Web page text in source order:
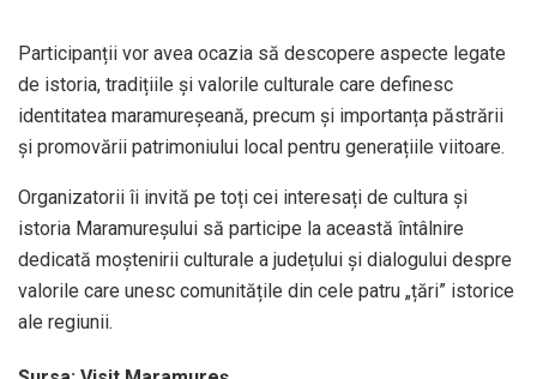
Participanții vor avea ocazia să descopere aspecte legate
de istoria, tradițiile și valorile culturale care definesc
identitatea maramureșeană, precum și importanța păstrării
și promovării patrimoniului local pentru generațiile viitoare.
Organizatorii îi invită pe toți cei interesați de cultura și
istoria Maramureșului să participe la această întâlnire
dedicată moștenirii culturale a județului și dialogului despre
valorile care unesc comunitățile din cele patru „țări” istorice
ale regiunii.